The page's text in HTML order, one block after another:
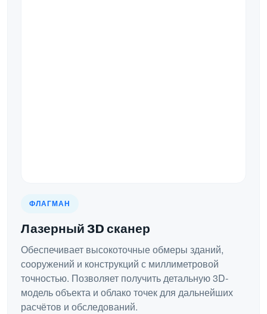
ФЛАГМАН
Лазерный 3D сканер
Обеспечивает высокоточные обмеры зданий,
сооружений и конструкций с миллиметровой
точностью. Позволяет получить детальную 3D-
модель объекта и облако точек для дальнейших
расчётов и обследований.